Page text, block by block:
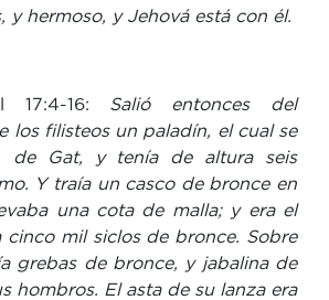
y hermoso, y Jehová está con él.
17:4-16: Salió entonces del
los filisteos un paladín, el cual se
de Gat, y tenía de altura seis
Y traía un casco de bronce en
una cota de malla; y era el
cinco mil siclos de bronce. Sobre
grebas de bronce, y jabalina de
hombros. El asta de su lanza era